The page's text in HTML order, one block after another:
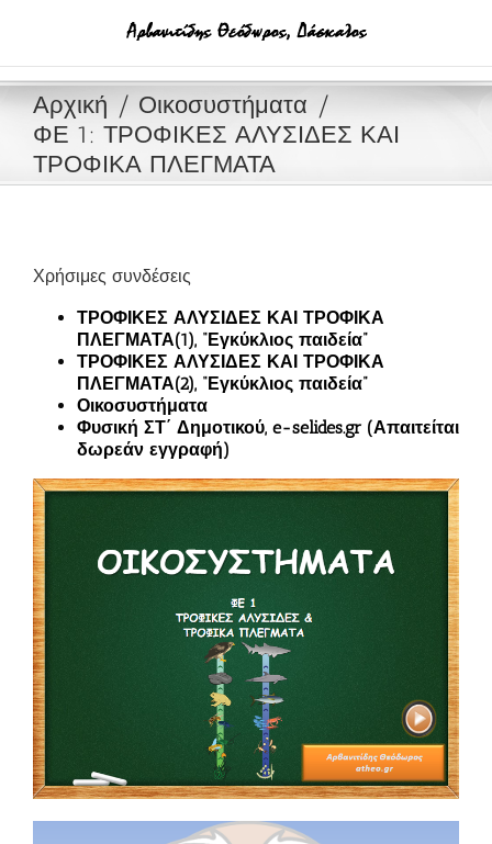
Αρχική
Οικοσυστήματα
ΦΕ 1: ΤΡΟΦΙΚΕΣ ΑΛΥΣΙΔΕΣ ΚΑΙ
ΤΡΟΦΙΚΑ ΠΛΕΓΜΑΤΑ
Χρήσιμες συνδέσεις
ΤΡΟΦΙΚΕΣ ΑΛΥΣΙΔΕΣ ΚΑΙ ΤΡΟΦΙΚΑ
ΠΛΕΓΜΑΤΑ(1), “Εγκύκλιος παιδεία”
ΤΡΟΦΙΚΕΣ ΑΛΥΣΙΔΕΣ ΚΑΙ ΤΡΟΦΙΚΑ
ΠΛΕΓΜΑΤΑ(2), “Εγκύκλιος παιδεία”
Οικοσυστήματα
Φυσική ΣΤ΄ Δημοτικού, e-selides.gr (Απαιτείται
δωρεάν εγγραφή)